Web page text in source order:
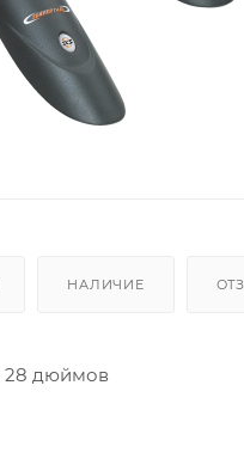
НАЛИЧИЕ
28 дюймов